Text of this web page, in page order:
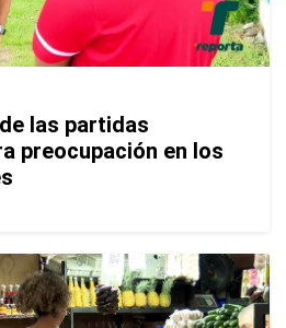
las partidas
preocupación en los